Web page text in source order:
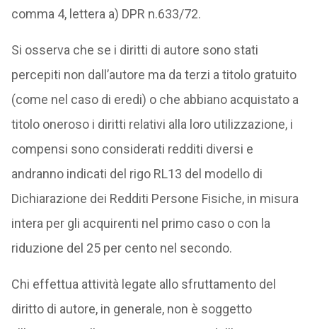
comma 4, lettera a) DPR n.633/72.
Si osserva che se i diritti di autore sono stati
percepiti non dall’autore ma da terzi a titolo gratuito
(come nel caso di eredi) o che abbiano acquistato a
titolo oneroso i diritti relativi alla loro utilizzazione, i
compensi sono considerati redditi diversi e
andranno indicati del rigo RL13 del modello di
Dichiarazione dei Redditi Persone Fisiche, in misura
intera per gli acquirenti nel primo caso o con la
riduzione del 25 per cento nel secondo.
Chi effettua attività legate allo sfruttamento del
diritto di autore, in generale, non è soggetto